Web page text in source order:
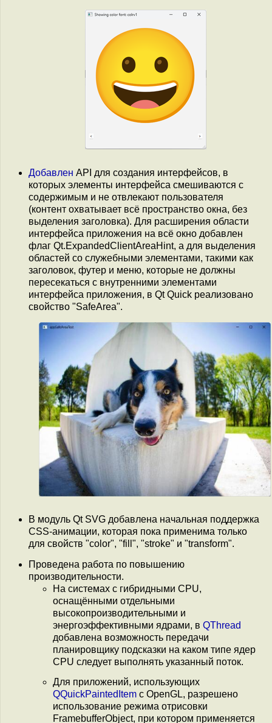
Добавлен API для создания интерфейсов, в
которых элементы интерфейса смешиваются с
содержимым и не отвлекают пользователя
(контент охватывает всё пространство окна, без
выделения заголовка). Для расширения области
интерфейса приложения на всё окно добавлен
флаг Qt.ExpandedClientAreaHint, а для выделения
областей со служебными элементами, такими как
заголовок, футер и меню, которые не должны
пересекаться с внутренними элементами
интерфейса приложения, в Qt Quick реализовано
свойство "SafeArea".
В модуль Qt SVG добавлена начальная поддержка
CSS-анимации, которая пока применима только
для свойств "color", "fill", "stroke" и "transform".
Проведена работа по повышению
производительности.
На системах с гибридными CPU,
оснащёнными отдельными
высокопроизводительными и
энергоэффективными ядрами, в QThread
добавлена возможность передачи
планировщику подсказки на каком типе ядер
CPU следует выполнять указанный поток.
Для приложений, использующих
QQuickPaintedItem с OpenGL, разрешено
использование режима отрисовки
FramebufferObject, при котором применяется